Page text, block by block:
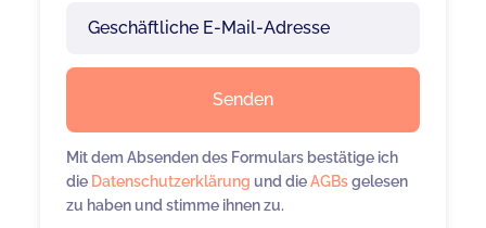
Mit dem Absenden des Formulars bestätige ich
die Datenschutzerklärung und dieAGBsgelesen
zu haben und stimme ihnen zu.